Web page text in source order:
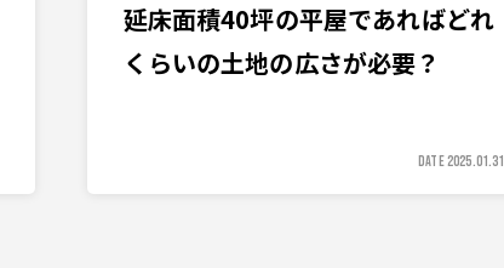
延床面積40坪の平屋であればどれ
くらいの土地の広さが必要？
DATE 2025.01.31